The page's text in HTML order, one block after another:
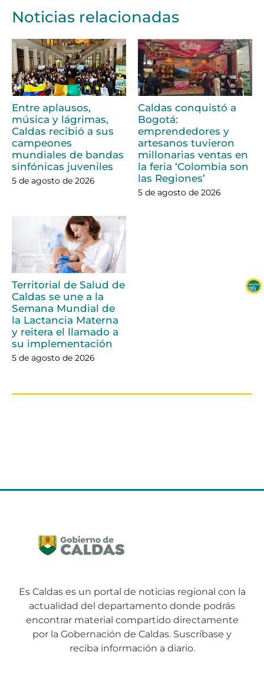
Noticias relacionadas
Entre aplausos,
música y lágrimas,
Caldas recibió a sus
campeones
mundiales de bandas
sinfónicas juveniles
5 de agosto de 2026
Caldas conquistó a
Bogotá:
emprendedores y
artesanos tuvieron
millonarias ventas en
la feria ‘Colombia son
las Regiones’
5 de agosto de 2026
Territorial de Salud de
Caldas se une a la
Semana Mundial de
la Lactancia Materna
y reitera el llamado a
su implementación
5 de agosto de 2026
Es Caldas es un portal de noticias regional con la
actualidad del departamento donde podrás
encontrar material compartido directamente
por la Gobernación de Caldas. Suscríbase y
reciba información a diario.